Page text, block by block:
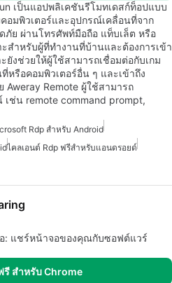
เป็นแอปพลิเคชันรีโมทเดสก์ท็อปแบบ
อมพิวเตอร์และอุปกรณ์เคลื่อนที่จาก
ภัย ผ่านโทรศัพท์มือถือ แท็บเล็ต หรือ
ะสำหรับผู้ที่ทำงานที่บ้านและต้องการเข้า
งช่วยให้ผู้ใช้สามารถเชื่อมต่อกับเกม
รือคอมพิวเตอร์อื่น ๆ และเข้าถึง
Remote ผู้ใช้สามารถ
ช่น remote command prompt,
Rdp สำหรับ Android
ไคลเอนต์ Rdp ฟรีสำหรับแอนดรอยด์
: แชร์หน้าจอของคุณกับซอฟต์แวร์
สำหรับ Chrome